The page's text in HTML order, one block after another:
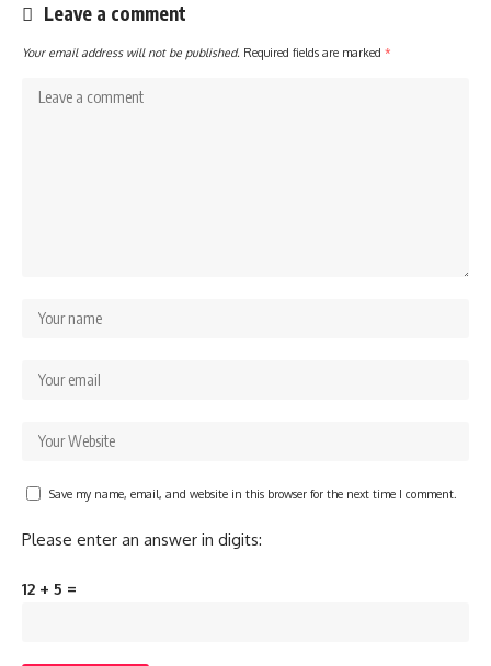
Leave a comment
Your email address will not be published. Required fields are marked *
Save my name, email, and website in this browser for the next time I comment.
Please enter an answer in digits:
12 + 5 =